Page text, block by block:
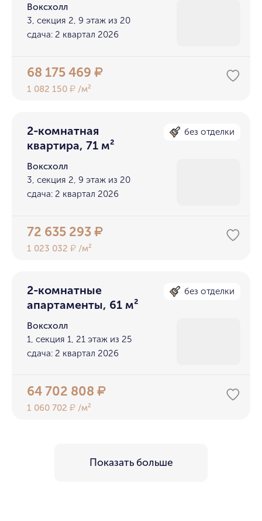
Воксхолл
3, секция 2, 9 этаж из 20
сдача: 2 квартал 2026
68 175 469₽
1 082 150₽ /м²
2-комнатная
квартира, 71 м²
без отделки
Воксхолл
3, секция 2, 9 этаж из 20
сдача: 2 квартал 2026
72 635 293₽
1 023 032₽ /м²
2-комнатные
апартаменты, 61 м²
без отделки
Воксхолл
1, секция 1, 21 этаж из 25
сдача: 2 квартал 2026
64 702 808₽
1 060 702₽ /м²
Показать больше